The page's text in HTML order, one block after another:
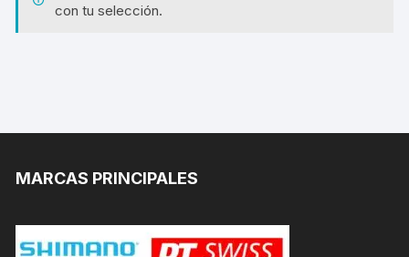
con tu selección.
MARCAS PRINCIPALES